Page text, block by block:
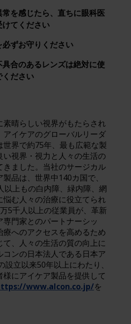
常を感じたら、直ちに眼科医
けてください
ずお守りください
合のあるレンズは絶対に使
ください
素晴らしい視界がもたらされ
アイケアのグローバルリーダ
世界で約75年、最も広範な製
い視界・視力と人々の生活の
きました。当社のサージカル
品は、世界中140カ国で、
以上もの白内障、緑内障、網
悩む人々の治療に役立てられ
5千人以上の従業員が、革新
門家とのパートナーシッ
療へのアクセスを高めるため
、人々の生活の質の向上に
コンの日本法人である日本ア
立以来50年以上にわたり、
様にアイケア製品を提供して
www.alcon.co.jp/を